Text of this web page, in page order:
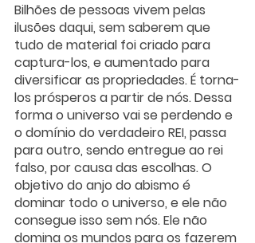
Bilhões de pessoas vivem pelas
ilusões daqui, sem saberem que
tudo de material foi criado para
captura-los, e aumentado para
diversificar as propriedades. É torna-
los prósperos a partir de nós. Dessa
forma o universo vai se perdendo e
o domínio do verdadeiro REI, passa
para outro, sendo entregue ao rei
falso, por causa das escolhas. O
objetivo do anjo do abismo é
dominar todo o universo, e ele não
consegue isso sem nós. Ele não
domina os mundos para os fazerem